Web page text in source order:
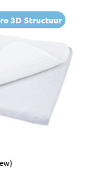
3D Structuur